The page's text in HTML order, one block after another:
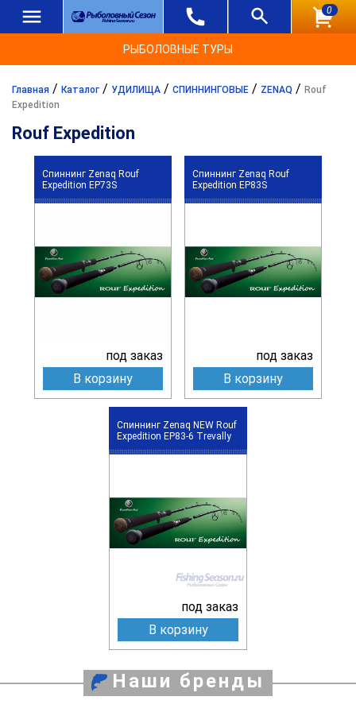
0
РЫБОЛОВНЫЕ ТУРЫ
Главная / Каталог / УДИЛИЩА / СПИННИНГОВЫЕ / ZENAQ / Rouf
Expedition
Rouf Expedition
Спиннинг Zenaq Rouf
Expedition EP73S
под заказ
В корзину
Спиннинг Zenaq Rouf
Expedition EP83S
под заказ
В корзину
Спиннинг Zenaq NEW Rouf
Expedition EP83-6 Trevally
под заказ
В корзину
Наши бренды